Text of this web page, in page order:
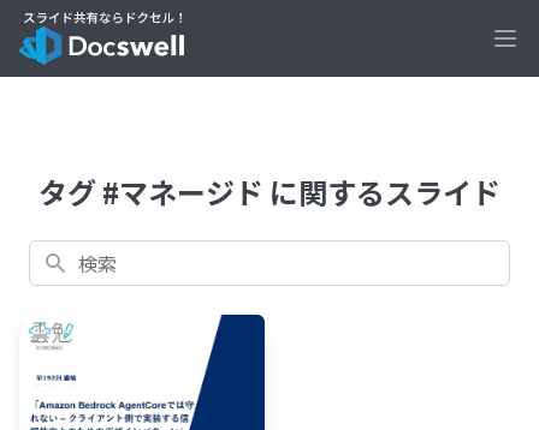
タグ #マネージド に関するスライド
検索